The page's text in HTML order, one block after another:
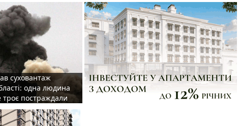
суховантаж
одна людина
троє постраждали